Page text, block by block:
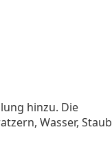
hinzu. Die
Wasser, Staub